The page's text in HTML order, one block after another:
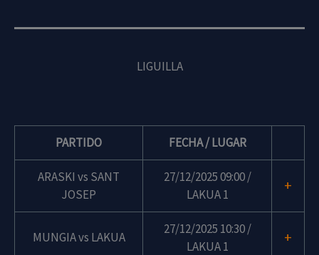
LIGUILLA
PARTIDO FECHA / LUGAR
ARASKI vs SANT
JOSEP
27/12/2025 09:00 /
LAKUA 1
+
MUNGIA vs LAKUA
27/12/2025 10:30 /
LAKUA 1
+